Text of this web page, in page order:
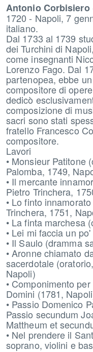
Antonio Corbisiero
1720 - Napoli, 7
italiano.
Dal 1733 al 1739
dei Turchini di
come insegnanti
Lorenzo Fago. Dal
partenopea, ebbe
compositore di
dedicò
composizione di
sacri sono stati
fratello Francesco
compositore.
Lavori
• Monsieur Patitone
Palomba, 1749,
• Il mercante
Pietro Trinchera,
• Lo finto
Trinchera, 1751,
• La finta marchesa
• Lei mi faccia un
• Il Saulo (dramma
• Aronne chiamato
sacerdotale
Napoli)
• Componimento
Domini (1781,
• Passio Domenico
Passio secundum
Mattheum et
• Nel prendere il
soprano, violini e